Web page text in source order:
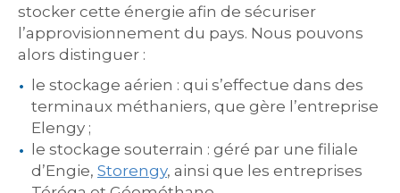
stocker cette énergie afin de sécuriser
l’approvisionnement du pays. Nous pouvons
alors distinguer :
le stockage aérien : qui s’effectue dans des
terminaux méthaniers, que gère l’entreprise
Elengy ;
le stockage souterrain : géré par une filiale
d’Engie, Storengy, ainsi que les entreprises